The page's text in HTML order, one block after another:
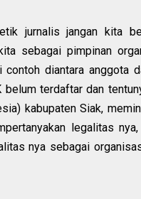
jurnalis jangan kita
sebagai pimpinan
diantara anggota
terdaftar dan
kabupaten Siak,
legalitas
nya sebagai